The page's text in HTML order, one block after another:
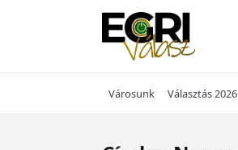
Városunk Választás 2026